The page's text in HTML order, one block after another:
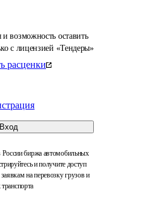
возможность оставить
с лицензией «Тендеры»
расценки
Вход
биржа автомобильных
и получите доступ
на перевозку грузов и